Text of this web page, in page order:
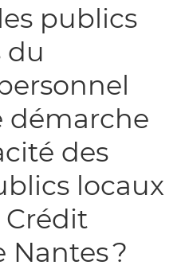
publics
du
démarche
des
locaux
Crédit
?